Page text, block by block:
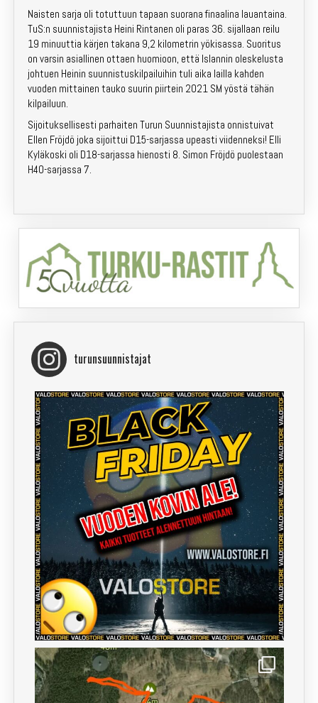
In English
Naisten sarja oli totuttuun tapaan suorana finaalina lauantaina.
TuS:n suunnistajista Heini Rintanen oli paras 36. sijallaan reilu
19 minuuttia kärjen takana 9,2 kilometrin yökisassa. Suoritus
on varsin asiallinen ottaen huomioon, että Islannin oleskelusta
johtuen Heinin suunnistuskilpailuihin tuli aika lailla kahden
vuoden mittainen tauko suurin piirtein 2021 SM yöstä tähän
kilpailuun.
Sijoituksellisesti parhaiten Turun Suunnistajista onnistuivat
Ellen Fröjdö joka sijoittui D15-sarjassa upeasti viidenneksi! Elli
Kyläkoski oli D18-sarjassa hienosti 8. Simon Fröjdö puolestaan
H40-sarjassa 7.
turunsuunnistajat